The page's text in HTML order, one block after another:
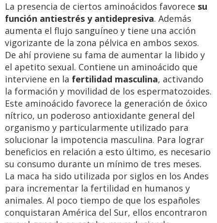
La presencia de ciertos aminoácidos favorece su
función antiestrés y antidepresiva. Además
aumenta el flujo sanguíneo y tiene una acción
vigorizante de la zona pélvica en ambos sexos.
De ahí proviene su fama de aumentar la libido y
el apetito sexual. Contiene un aminoácido que
interviene en la fertilidad masculina, activando
la formación y movilidad de los espermatozoides.
Este aminoácido favorece la generación de óxico
nítrico, un poderoso antioxidante general del
organismo y particularmente utilizado para
solucionar la impotencia masculina. Para lograr
beneficios en relación a esto último, es necesario
su consumo durante un mínimo de tres meses.
La maca ha sido utilizada por siglos en los Andes
para incrementar la fertilidad en humanos y
animales. Al poco tiempo de que los españoles
conquistaran América del Sur, ellos encontraron